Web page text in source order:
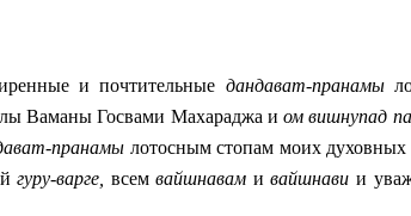
и почтительные дандават-пранамы
Ваманы Госвами Махараджа иом вишнупад
пранамы лотосным стопам моих
гуру-варге, всемвайшнавам ивайшнавии